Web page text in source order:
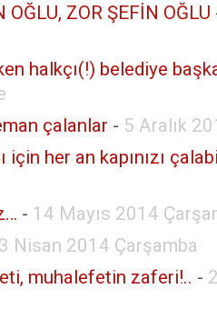
ZOR ŞEFİN OĞLU
halkçı(!) belediye
çalanlar - 5 Aralık
her an kapınızı
- 14 Mayıs 2014
Nisan 2014 Çarşamba
muhalefetin zaferi!.. -